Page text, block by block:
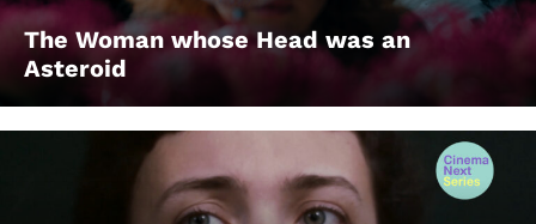
The Woman whose Head was an
Asteroid